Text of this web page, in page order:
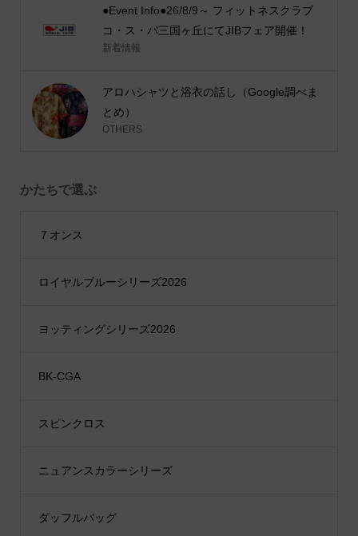
●Event Info●26/8/9～ フィットネスクラブ
コ・ス・パ三国ヶ丘にてJIBフェア開催！
新着情報
アロハシャツと浴衣の話し（Google調べま
とめ）
OTHERS
かたちで選ぶ
７オンス
ロイヤルブルーシリーズ2026
ヨッティングシリーズ2026
BK-CGA
スピンクロス
ニュアンスカラーシリーズ
ダッフルバッグ